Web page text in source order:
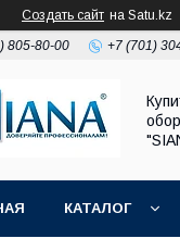
Создать сайт на Satu.kz
805-80-00 +7 (701)
КАТАЛОГ